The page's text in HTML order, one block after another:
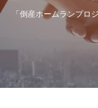
「倒産ホームランプロ